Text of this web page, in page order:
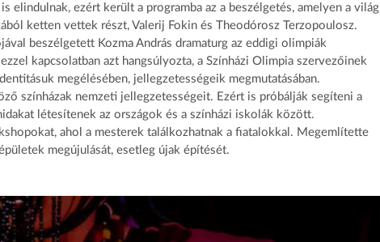
ezért került a programba az a beszélgetés, amelyen a világ
ketten vettek részt, Valerij Fokin és Theodórosz Terzopoulosz.
beszélgetett Kozma András dramaturg az eddigi olimpiák
kapcsolatban azt hangsúlyozta, a Színházi Olimpia szervezőinek
megélésében, jellegzetességeik megmutatásában.
színházak nemzeti jellegzetességeit. Ezért is próbálják segíteni a
létesítenek az országok és a színházi iskolák között.
ahol a mesterek találkozhatnak a fiatalokkal. Megemlítette
megújulását, esetleg újak építését.